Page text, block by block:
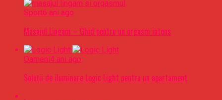
Sport6 ani ago
Masajul Lingam – Ghid pentru un orgasm intens
Oameni4 ani ago
Soluții de iluminare Logic Light pentru un apartament